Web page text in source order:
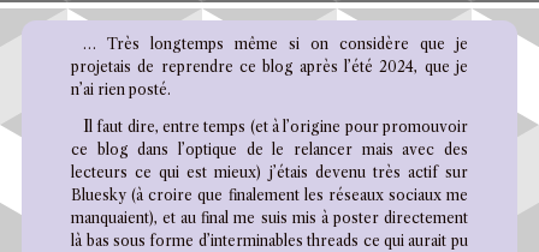
… Très longtemps même si on considère que je
projetais de reprendre ce blog après l’été 2024, que je
n’ai rien posté.
Il faut dire, entre temps (et à l’origine pour promouvoir
ce blog dans l’optique de le relancer mais avec des
lecteurs ce qui est mieux) j’étais devenu très actif sur
Bluesky (à croire que finalement les réseaux sociaux me
manquaient), et au final me suis mis à poster directement
là bas sous forme d’interminables threads ce qui aurait pu